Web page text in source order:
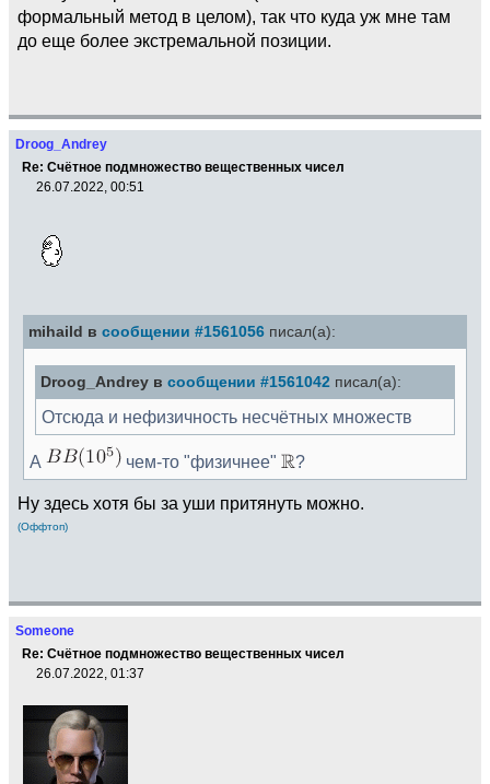
формальный метод в целом), так что куда уж мне там
до еще более экстремальной позиции.
Droog_Andrey
Re: Счётное подмножество вещественных чисел
26.07.2022, 00:51
mihaild в сообщении #1561056 писал(а):
Droog_Andrey в сообщении #1561042 писал(а):
Отсюда и нефизичность несчётных множеств
А чем-то "физичнее" ?
Ну здесь хотя бы за уши притянуть можно.
(Оффтоп)
Someone
Re: Счётное подмножество вещественных чисел
26.07.2022, 01:37